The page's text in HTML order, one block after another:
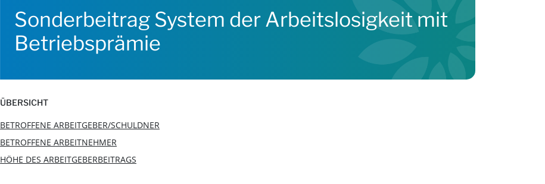
Sonderbeitrag System der Arbeitslosigkeit mit
Betriebsprämie
ÜBERSICHT
BETROFFENE ARBEITGEBER/SCHULDNER
BETROFFENE ARBEITNEHMER
HÖHE DES ARBEITGEBERBEITRAGS